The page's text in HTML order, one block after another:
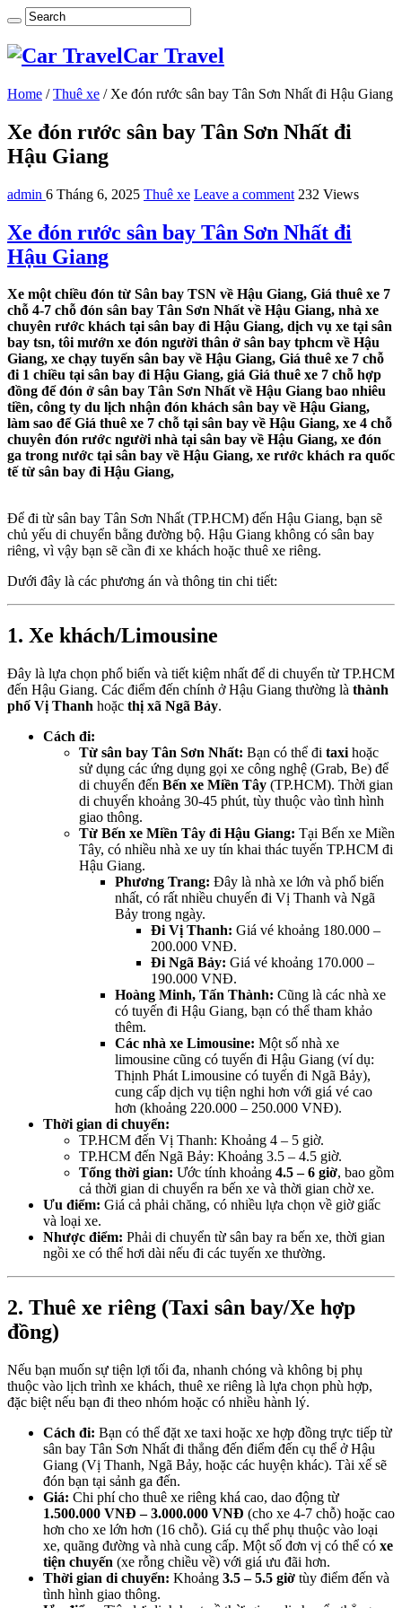
Car Travel
Home / Thuê xe / Xe đón rước sân bay Tân Sơn Nhất đi Hậu Giang
Xe đón rước sân bay Tân Sơn Nhất đi
Hậu Giang
admin 6 Tháng 6, 2025 Thuê xe Leave a comment 232 Views
Xe đón rước sân bay Tân Sơn Nhất đi
Hậu Giang
Xe một chiều đón từ Sân bay TSN về Hậu Giang, Giá thuê xe 7
chỗ 4-7 chỗ đón sân bay Tân Sơn Nhất về Hậu Giang, nhà xe
chuyên rước khách tại sân bay đi Hậu Giang, dịch vụ xe tại sân
bay tsn, tôi mướn xe đón người thân ở sân bay tphcm về Hậu
Giang, xe chạy tuyến sân bay về Hậu Giang, Giá thuê xe 7 chỗ
đi 1 chiều tại sân bay đi Hậu Giang, giá Giá thuê xe 7 chỗ hợp
đồng để đón ở sân bay Tân Sơn Nhất về Hậu Giang bao nhiêu
tiền, công ty du lịch nhận đón khách sân bay về Hậu Giang,
làm sao để Giá thuê xe 7 chỗ tại sân bay về Hậu Giang, xe 4 chỗ
chuyên đón rước người nhà tại sân bay về Hậu Giang, xe đón
ga trong nước tại sân bay về Hậu Giang, xe rước khách ra quốc
tế từ sân bay đi Hậu Giang,
Để đi từ sân bay Tân Sơn Nhất (TP.HCM) đến Hậu Giang, bạn sẽ
chủ yếu di chuyển bằng đường bộ. Hậu Giang không có sân bay
riêng, vì vậy bạn sẽ cần đi xe khách hoặc thuê xe riêng.
Dưới đây là các phương án và thông tin chi tiết:
1. Xe khách/Limousine
Đây là lựa chọn phổ biến và tiết kiệm nhất để di chuyển từ TP.HCM
đến Hậu Giang. Các điểm đến chính ở Hậu Giang thường là thành
phố Vị Thanh hoặc thị xã Ngã Bảy.
Cách đi:
Từ sân bay Tân Sơn Nhất: Bạn có thể đi taxi hoặc
sử dụng các ứng dụng gọi xe công nghệ (Grab, Be) để
di chuyển đến Bến xe Miền Tây (TP.HCM). Thời gian
di chuyển khoảng 30-45 phút, tùy thuộc vào tình hình
giao thông.
Từ Bến xe Miền Tây đi Hậu Giang: Tại Bến xe Miền
Tây, có nhiều nhà xe uy tín khai thác tuyến TP.HCM đi
Hậu Giang.
Phương Trang: Đây là nhà xe lớn và phổ biến
nhất, có rất nhiều chuyến đi Vị Thanh và Ngã
Bảy trong ngày.
Đi Vị Thanh: Giá vé khoảng 180.000 –
200.000 VNĐ.
Đi Ngã Bảy: Giá vé khoảng 170.000 –
190.000 VNĐ.
Hoàng Minh, Tấn Thành: Cũng là các nhà xe
có tuyến đi Hậu Giang, bạn có thể tham khảo
thêm.
Các nhà xe Limousine: Một số nhà xe
limousine cũng có tuyến đi Hậu Giang (ví dụ:
Thịnh Phát Limousine có tuyến đi Ngã Bảy),
cung cấp dịch vụ tiện nghi hơn với giá vé cao
hơn (khoảng 220.000 – 250.000 VNĐ).
Thời gian di chuyển:
TP.HCM đến Vị Thanh: Khoảng 4 – 5 giờ.
TP.HCM đến Ngã Bảy: Khoảng 3.5 – 4.5 giờ.
Tổng thời gian: Ước tính khoảng 4.5 – 6 giờ, bao gồm
cả thời gian di chuyển ra bến xe và thời gian chờ xe.
Ưu điểm: Giá cả phải chăng, có nhiều lựa chọn về giờ giấc
và loại xe.
Nhược điểm: Phải di chuyển từ sân bay ra bến xe, thời gian
ngồi xe có thể hơi dài nếu đi các tuyến xe thường.
2. Thuê xe riêng (Taxi sân bay/Xe hợp
đồng)
Nếu bạn muốn sự tiện lợi tối đa, nhanh chóng và không bị phụ
thuộc vào lịch trình xe khách, thuê xe riêng là lựa chọn phù hợp,
đặc biệt nếu bạn đi theo nhóm hoặc có nhiều hành lý.
Cách đi: Bạn có thể đặt xe taxi hoặc xe hợp đồng trực tiếp từ
sân bay Tân Sơn Nhất đi thẳng đến điểm đến cụ thể ở Hậu
Giang (Vị Thanh, Ngã Bảy, hoặc các huyện khác). Tài xế sẽ
đón bạn tại sảnh ga đến.
Giá: Chi phí cho thuê xe riêng khá cao, dao động từ
1.500.000 VNĐ – 3.000.000 VNĐ (cho xe 4-7 chỗ) hoặc cao
hơn cho xe lớn hơn (16 chỗ). Giá cụ thể phụ thuộc vào loại
xe, quãng đường và nhà cung cấp. Một số đơn vị có thể có xe
tiện chuyến (xe rỗng chiều về) với giá ưu đãi hơn.
Thời gian di chuyển: Khoảng 3.5 – 5.5 giờ tùy điểm đến và
tình hình giao thông.